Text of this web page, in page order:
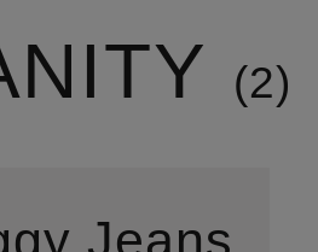
2
Jeans